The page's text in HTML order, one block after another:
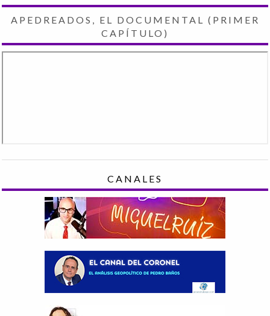
APEDREADOS, EL DOCUMENTAL (PRIMER
CAPÍTULO)
CANALES